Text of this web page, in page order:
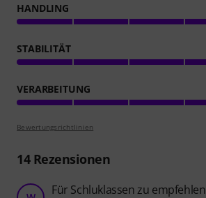
HANDLING
STABILITÄT
VERARBEITUNG
Bewertungsrichtlinien
14Rezensionen
Für Schluklassen zu empfehlen